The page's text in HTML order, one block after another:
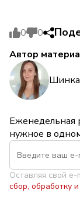
0 0
Автор
Еженедельная
нужное в
Оставляя свой e-
сбор, обработку